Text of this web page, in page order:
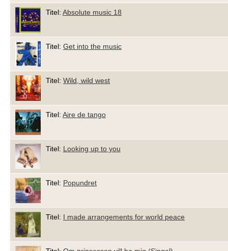
Titel: Absolute music 18
Titel: Get into the music
Titel: Wild, wild west
Titel: Aire de tango
Titel: Looking up to you
Titel: Popundret
Titel: I made arrangements for world peace